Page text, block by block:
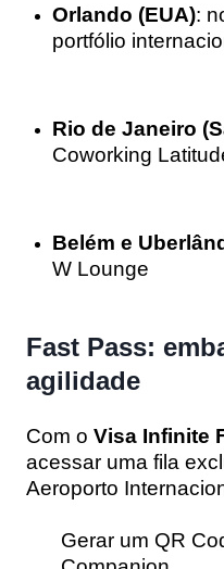
Orlando (EUA):
portfólio
Rio de Janeiro
Coworking
Belém e
W Lounge
Fast Pass:
agilidade
Com o Visa Infinite
acessar uma fila
Aeroporto
Gerar um QR